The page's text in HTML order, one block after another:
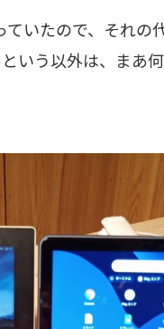
いたので、それの
いう以外は、まあ